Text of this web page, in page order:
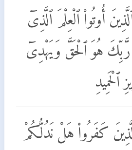
أُوتُوا۟ ٱلْعِلْمَ ٱلَّذِىٓ
هُوَ ٱلْحَقَّ وَيَهْدِىٓ
كَفَرُوا۟ هَلْ نَدُلُّكُمْ